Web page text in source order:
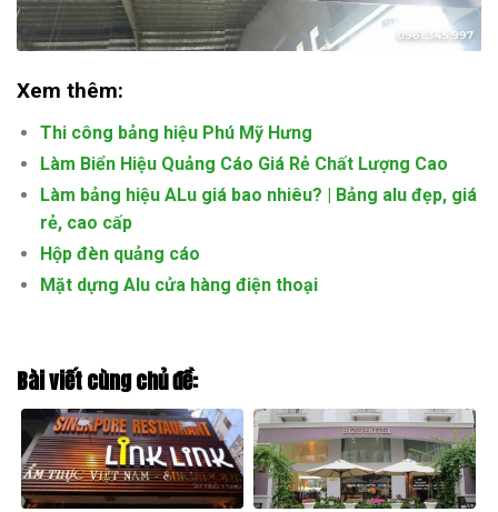
Xem thêm:
Thi công bảng hiệu Phú Mỹ Hưng
Làm Biển Hiệu Quảng Cáo Giá Rẻ Chất Lượng Cao
Làm bảng hiệu ALu giá bao nhiêu? | Bảng alu đẹp, giá
rẻ, cao cấp
Hộp đèn quảng cáo
Mặt dựng Alu cửa hàng điện thoại
Bài viết cùng chủ đề: